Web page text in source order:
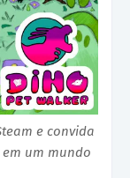
e convida
um mundo